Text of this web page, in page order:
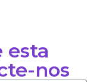
esta
nos